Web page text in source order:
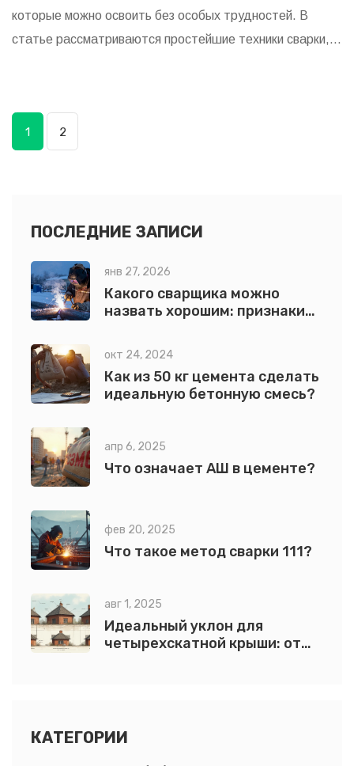
которые можно освоить без особых трудностей. В
статье рассматриваются простейшие техники сварки,
для новичков. Также представлены советы по выбору
оборудования и способы избежать распространённых
1 2
ПОСЛЕДНИЕ ЗАПИСИ
янв 27, 2026
Какого сварщика можно
назвать хорошим: признаки
окт 24, 2024
Как из 50 кг цемента сделать
идеальную бетонную смесь?
апр 6, 2025
Что означает АШ в цементе?
фев 20, 2025
Что такое метод сварки 111?
авг 1, 2025
Идеальный уклон для
четырехскатной крыши: от
КАТЕГОРИИ